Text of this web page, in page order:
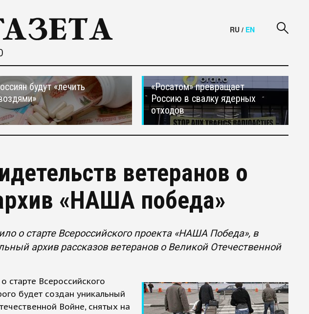
RU / EN
будут «лечить
«Росатом» превращает
Россию в свалку ядерных
отходов
ветеранов о
«НАША победа»
о старте Всероссийского проекта «НАША Победа», в
архив рассказов ветеранов о Великой Отечественной
Всероссийского
будет создан уникальный
Войне, снятых на